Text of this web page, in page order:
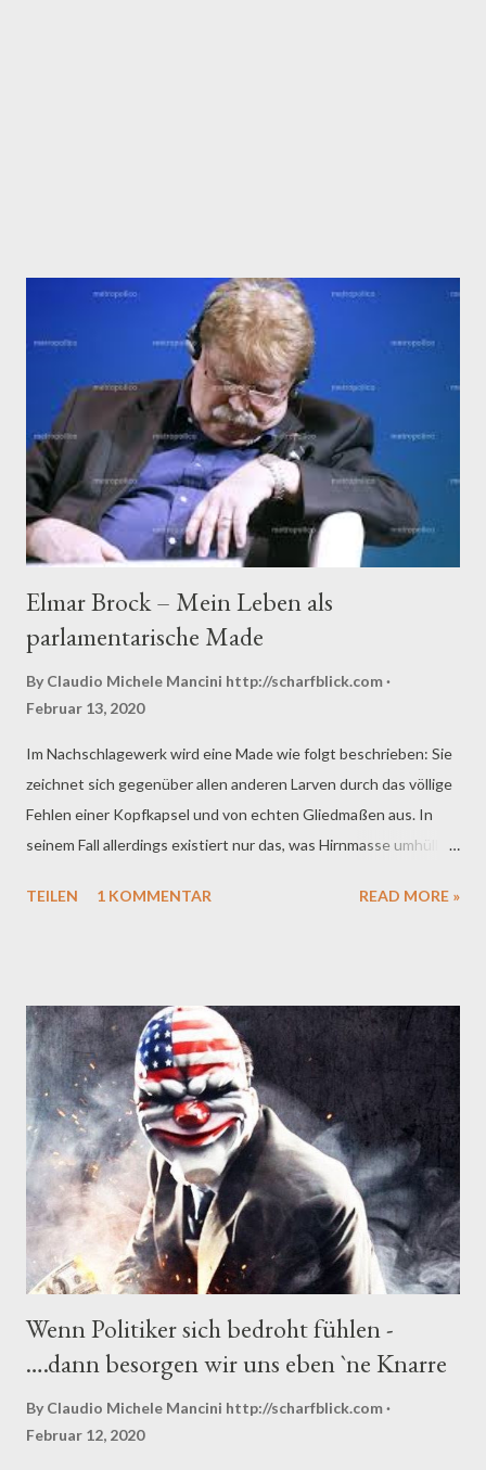
Elmar Brock – Mein Leben als
parlamentarische Made
By Claudio Michele Mancini http://scharfblick.com
Februar 13, 2020
Im Nachschlagewerk wird eine Made wie folgt beschrieben: Sie
zeichnet sich gegenüber allen anderen Larven durch das völlige
Fehlen einer Kopfkapsel und von echten Gliedmaßen aus. In
seinem Fall allerdings existiert nur das, was Hirnmasse umhüllt,
Elmar Brok, vierzig Jahre Mitglied des europäischen Parlaments
Brüssel machen, zumal er sich in ein hoch alimentiertes Habitat
eingerichtet hatte, in der er einerseits fast vier Jahrzehnte lang
seiner wohligen Tachinose frönen konnte und das andererseits
exakt seinem ausgeprägten Ruhe- Schlaf- und Völlereibedarf
entsprach. Nahezu jeder, der die Vita dieses evolutionären
Sonderfalls nachliest, fragt sich, wie er zu seinem Job im
Parlament, zu seinen Ämtern und Titeln kam. Als Rundfun...
TEILEN 1 KOMMENTAR READ MORE »
Wenn Politiker sich bedroht fühlen -
….dann besorgen wir uns eben `ne Knarre
By Claudio Michele Mancini http://scharfblick.com
Februar 12, 2020